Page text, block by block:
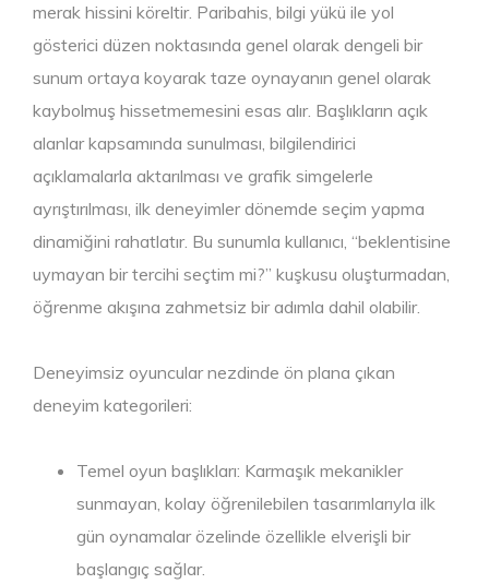
merak hissini köreltir. Paribahis, bilgi yükü ile yol
gösterici düzen noktasında genel olarak dengeli bir
sunum ortaya koyarak taze oynayanın genel olarak
kaybolmuş hissetmemesini esas alır. Başlıkların açık
alanlar kapsamında sunulması, bilgilendirici
açıklamalarla aktarılması ve grafik simgelerle
ayrıştırılması, ilk deneyimler dönemde seçim yapma
dinamiğini rahatlatır. Bu sunumla kullanıcı, “beklentisine
uymayan bir tercihi seçtim mi?” kuşkusu oluşturmadan,
öğrenme akışına zahmetsiz bir adımla dahil olabilir.
Deneyimsiz oyuncular nezdinde ön plana çıkan
deneyim kategorileri:
Temel oyun başlıkları: Karmaşık mekanikler
sunmayan, kolay öğrenilebilen tasarımlarıyla ilk
gün oynamalar özelinde özellikle elverişli bir
başlangıç sağlar.